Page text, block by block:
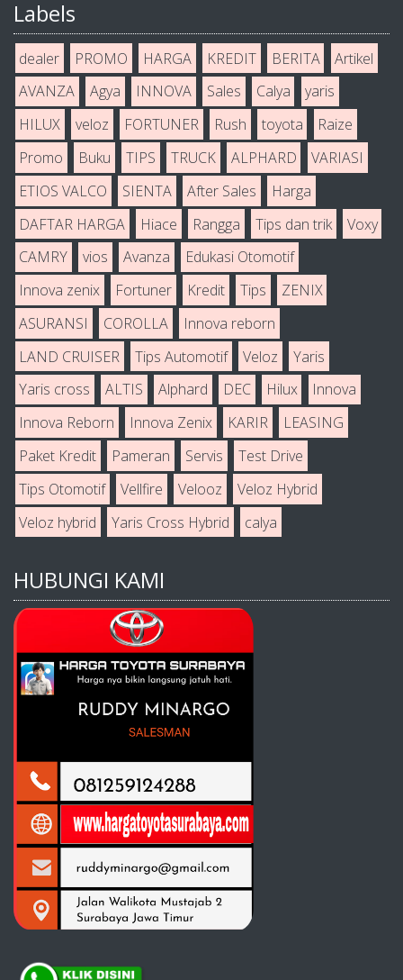
Labels
dealer PROMO HARGA KREDIT BERITA
Artikel
AVANZA
Agya INNOVA Sales Calya
yaris
HILUX
veloz FORTUNER Rush toyota
Raize
Promo
Buku TIPS TRUCK ALPHARD
VARIASI
ETIOS VALCO
SIENTA After Sales
Harga
DAFTAR HARGA
Hiace Rangga Tips dan trik
Voxy
CAMRY
vios Avanza
Edukasi Otomotif
Innova zenix
Fortuner Kredit Tips
ZENIX
ASURANSI
COROLLA
Innova reborn
LAND CRUISER
Tips Automotif Veloz
Yaris
Yaris cross
ALTIS Alphard DEC Hilux
Innova
Innova Reborn
Innova Zenix KARIR
LEASING
Paket Kredit
Pameran Servis
Test Drive
Tips Otomotif
Vellfire Velooz
Veloz Hybrid
Veloz hybrid
Yaris Cross Hybrid calya
HUBUNGI KAMI